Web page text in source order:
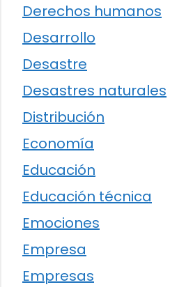
Derechos humanos
Desarrollo
Desastre
Desastres naturales
Distribución
Economía
Educación
Educación técnica
Emociones
Empresa
Empresas